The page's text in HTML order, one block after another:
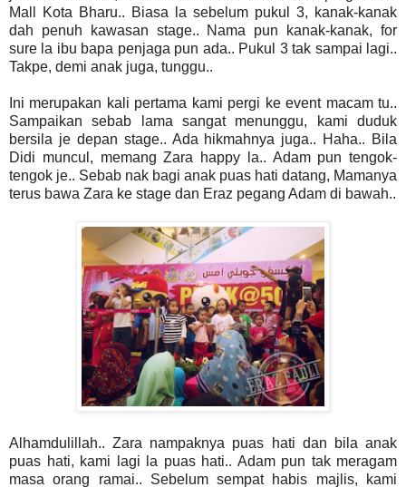
Mall Kota Bharu.. Biasa la sebelum pukul 3, kanak-kanak
dah penuh kawasan stage.. Nama pun kanak-kanak, for
sure la ibu bapa penjaga pun ada.. Pukul 3 tak sampai lagi..
Takpe, demi anak juga, tunggu..
Ini merupakan kali pertama kami pergi ke event macam tu..
Sampaikan sebab lama sangat menunggu, kami duduk
bersila je depan stage.. Ada hikmahnya juga.. Haha.. Bila
Didi muncul, memang Zara happy la.. Adam pun tengok-
tengok je.. Sebab nak bagi anak puas hati datang, Mamanya
terus bawa Zara ke stage dan Eraz pegang Adam di bawah..
Alhamdulillah.. Zara nampaknya puas hati dan bila anak
puas hati, kami lagi la puas hati.. Adam pun tak meragam
masa orang ramai.. Sebelum sempat habis majlis, kami